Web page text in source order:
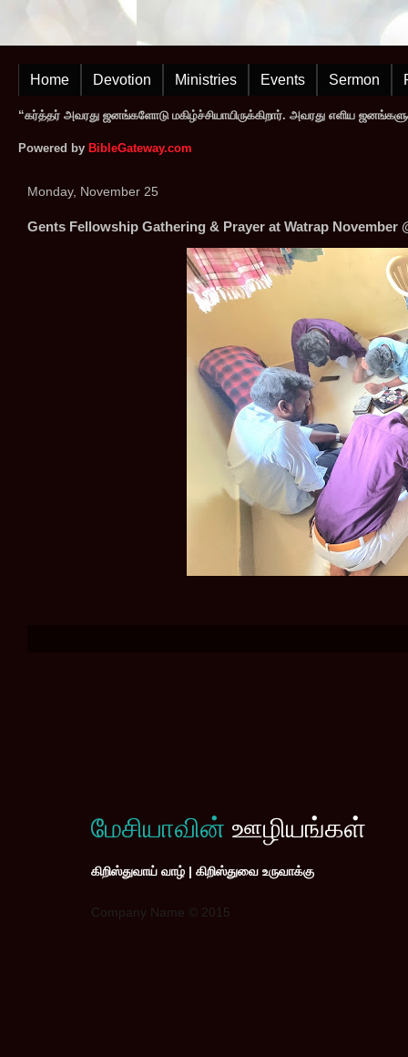
Home Devotion Ministries Events Sermon
“கர்த்தர் அவரது ஜனங்களோடு மகிழ்ச்சியாயிருக்கிறார். அவரது எளிய
Powered by BibleGateway.com
Monday, November 25
Gents Fellowship Gathering & Prayer at Watrap November
மேசியாவின் ஊழியங்கள்
கிறிஸ்துவாய் வாழ் | கிறிஸ்துவை உருவாக்கு
Company Name © 2015